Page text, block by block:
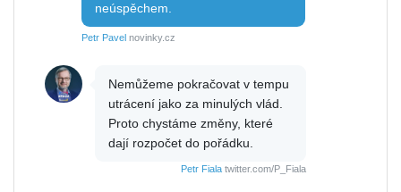
neúspěchem.
Petr Pavel novinky.cz
Nemůžeme pokračovat v tempu
utrácení jako za minulých vlád.
Proto chystáme změny, které
dají rozpočet do pořádku.
Petr Fiala twitter.com/P_Fiala